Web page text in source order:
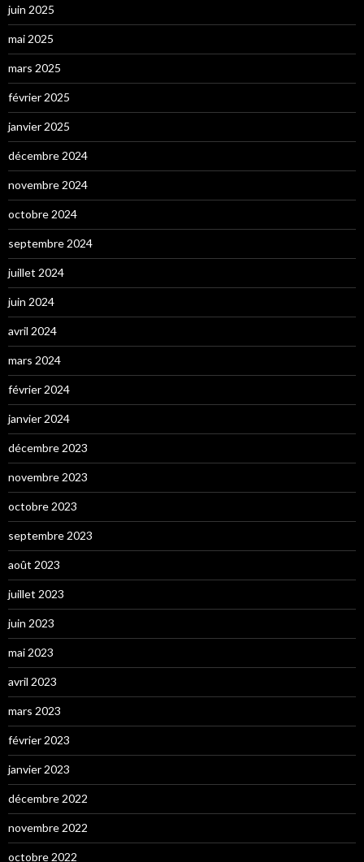
juin 2025
mai 2025
mars 2025
février 2025
janvier 2025
décembre 2024
novembre 2024
octobre 2024
septembre 2024
juillet 2024
juin 2024
avril 2024
mars 2024
février 2024
janvier 2024
décembre 2023
novembre 2023
octobre 2023
septembre 2023
août 2023
juillet 2023
juin 2023
mai 2023
avril 2023
mars 2023
février 2023
janvier 2023
décembre 2022
novembre 2022
octobre 2022